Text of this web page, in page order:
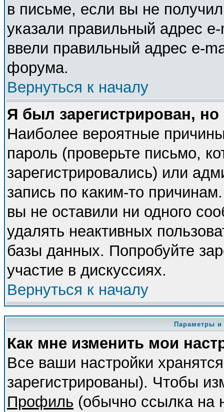
в письме, если вы не
указали правильный адрес
ввели правильный адрес e-
форума.
Вернуться к началу
Я был зарегистрирован,
Наиболее вероятные
пароль (проверьте письмо,
зарегистрировались) или
запись по каким-то
вы не оставили ни одного
удалять неактивных
базы данных. Попробуйте
участие в дискуссиях.
Вернуться к началу
Параметры и
Как мне изменить мои
Все ваши настройки
зарегистрированы). Чтобы
Профиль (обычно ссылка на